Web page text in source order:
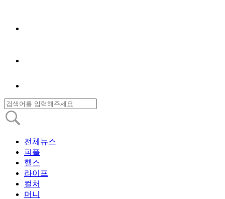
전체뉴스
피플
헬스
라이프
컬처
머니